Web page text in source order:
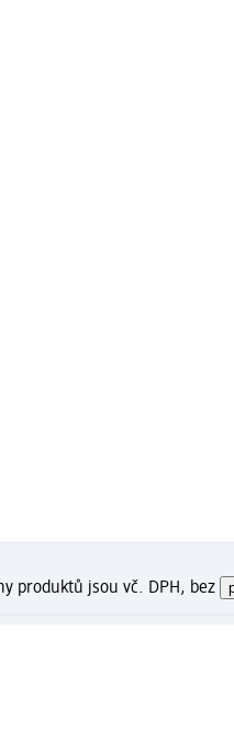
produktů jsou vč. DPH, bez